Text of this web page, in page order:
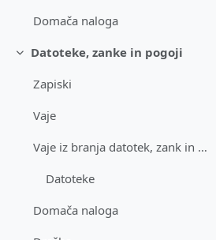
Domača naloga
SkrčiDatoteke, zanke in pogoji
Zapiski
Vaje
Vaje iz branja datotek, zank in pogojev
Datoteke
Domača naloga